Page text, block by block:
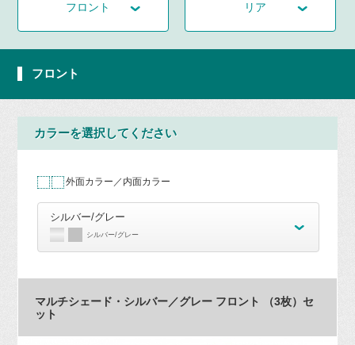
フロント リア
フロント
カラーを選択してください
外面カラー／内面カラー
シルバー/グレー
シルバー/グレー
マルチシェード・シルバー／グレー フロント （3枚）セ
ット